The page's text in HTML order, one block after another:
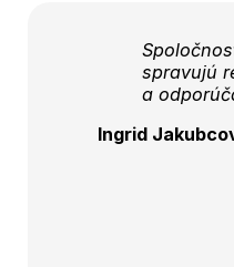
spravujú
a
Ingrid